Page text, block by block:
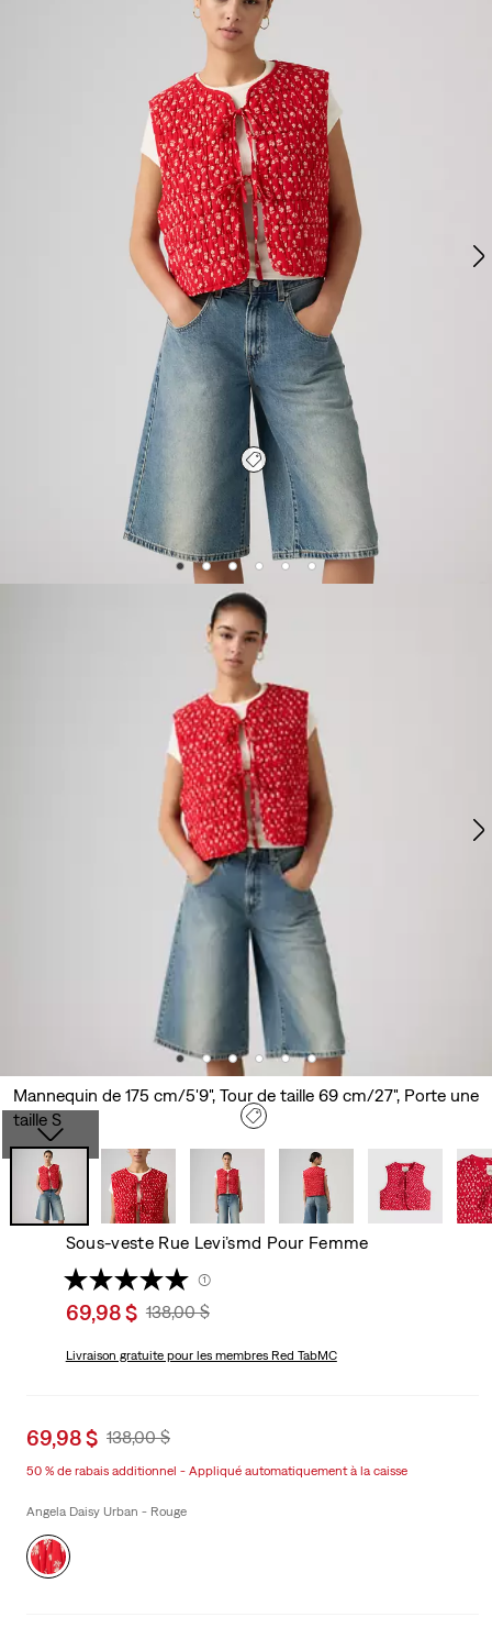
Mannequin de 175 cm/5'9", Tour de taille 69 cm/27", Porte une
taille S
Sous-veste Rue Levi’smd Pour Femme
(1)
Sale
is
69,98 $ Original
Was
138,00 $
Livraison gratuitepour les membres Red TabMC
Sale
is
69,98 $ Original
138,00 $
50 % de rabais additionnel - Appliqué automatiquement à la caisse
Angela Daisy Urban - Rouge